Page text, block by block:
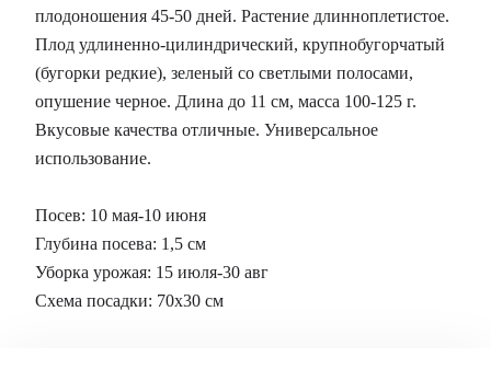
плодоношения 45-50 дней. Растение длинноплетистое.
Плод удлиненно-цилиндрический, крупнобугорчатый
(бугорки редкие), зеленый со светлыми полосами,
опушение черное. Длина до 11 см, масса 100-125 г.
Вкусовые качества отличные. Универсальное
использование.
Посев: 10 мая-10 июня
Глубина посева: 1,5 см
Уборка урожая: 15 июля-30 авг
Схема посадки: 70х30 см